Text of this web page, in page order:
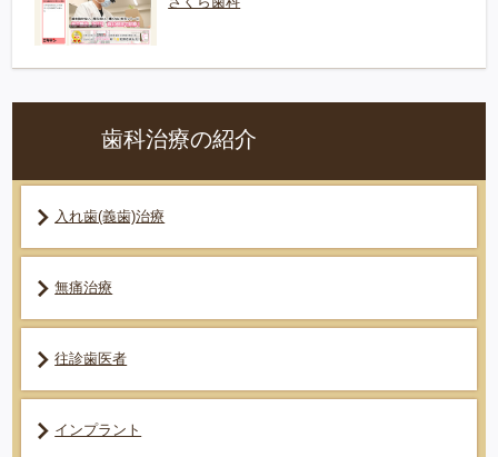
歯科治療の紹介
入れ歯(義歯)治療
無痛治療
往診歯医者
インプラント